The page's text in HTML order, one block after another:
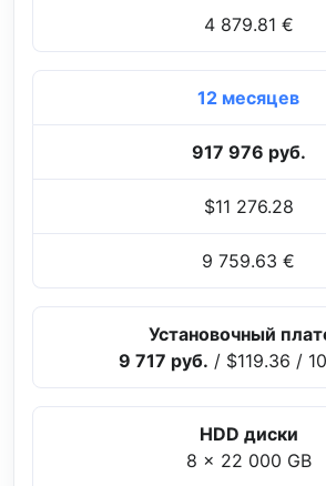
4 879.81 €
12 месяцев
917 976 руб.
$11 276.28
9 759.63 €
Установочный
9 717 руб. / $119.36 /
HDD диски
8 x 22 000 GB